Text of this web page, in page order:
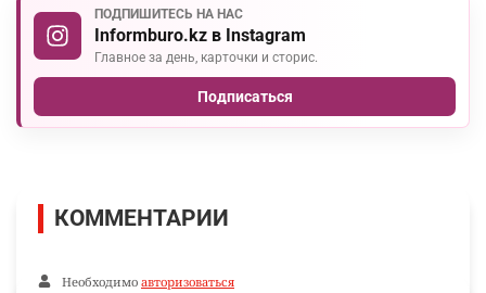
ПОДПИШИТЕСЬ НА НАС
Informburo.kz в Instagram
Главное за день, карточки и сторис.
Подписаться
КОММЕНТАРИИ
Необходимо авторизоваться